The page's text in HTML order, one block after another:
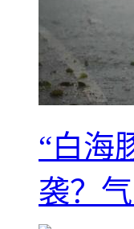
“白海
袭？